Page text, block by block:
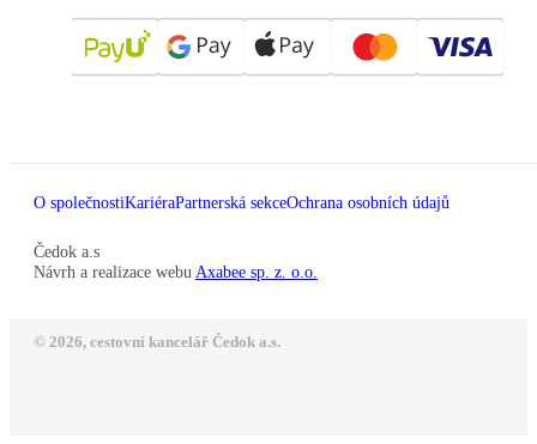
O společnostiKariéraPartnerská sekceOchrana osobních údajů
Čedok a.s
Návrh a realizace webu Axabee sp. z. o.o.
© 2026, cestovní kancelář Čedok a.s.